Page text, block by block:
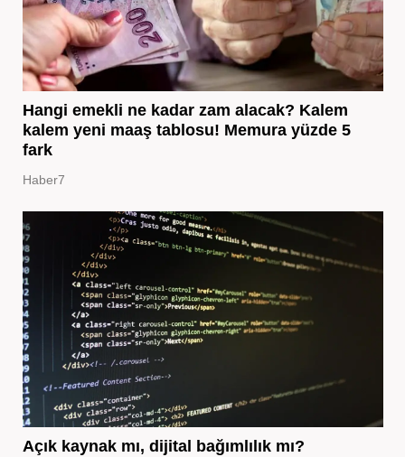
Hangi emekli ne kadar zam alacak? Kalem
kalem yeni maaş tablosu! Memura yüzde 5
fark
Haber7
Açık kaynak mı, dijital bağımlılık mı?